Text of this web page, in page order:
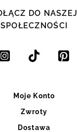
DO NASZEJ
SPOŁECZNOŚCI
Moje Konto
Zwroty
Dostawa